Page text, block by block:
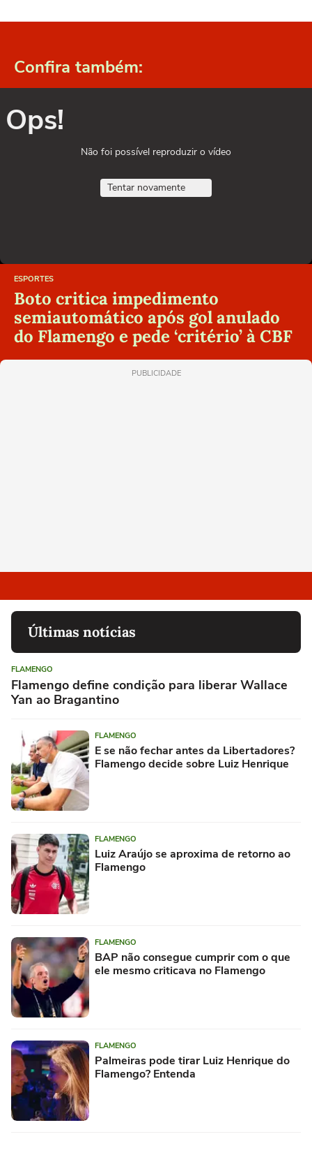
Confira também:
Ops!
Não foi possível reproduzir o vídeo
Tentar novamente
ESPORTES
Boto critica impedimento
semiautomático após gol anulado
do Flamengo e pede ‘critério’ à CBF
PUBLICIDADE
Últimas notícias
FLAMENGO
Flamengo define condição para liberar Wallace
Yan ao Bragantino
FLAMENGO
E se não fechar antes da Libertadores?
Flamengo decide sobre Luiz Henrique
FLAMENGO
Luiz Araújo se aproxima de retorno ao
Flamengo
FLAMENGO
BAP não consegue cumprir com o que
ele mesmo criticava no Flamengo
FLAMENGO
Palmeiras pode tirar Luiz Henrique do
Flamengo? Entenda